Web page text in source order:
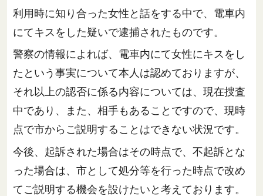
利用時に知り合った女性と話をする中で、電車内
にてキスをした疑いで逮捕されたものです。
警察の情報によれば、電車内にて女性にキスをし
たという事実について本人は認めておりますが、
それ以上の認否に係る内容については、現在捜査
中であり、また、相手もあることですので、現時
点で市からご説明することはできない状況です。
今後、起訴された場合はその時点で、不起訴とな
った場合は、市として処分等を行った時点で改め
てご説明する機会を設けたいと考えております。